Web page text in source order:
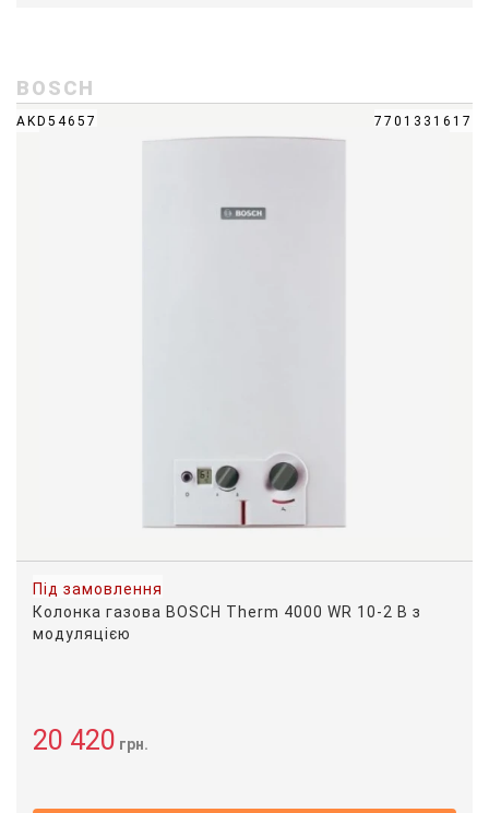
BOSCH
AKD54657 7701331617
Під замовлення
Колонка газова BOSCH Therm 4000 WR 10-2 B з
модуляцією
20 420 грн.